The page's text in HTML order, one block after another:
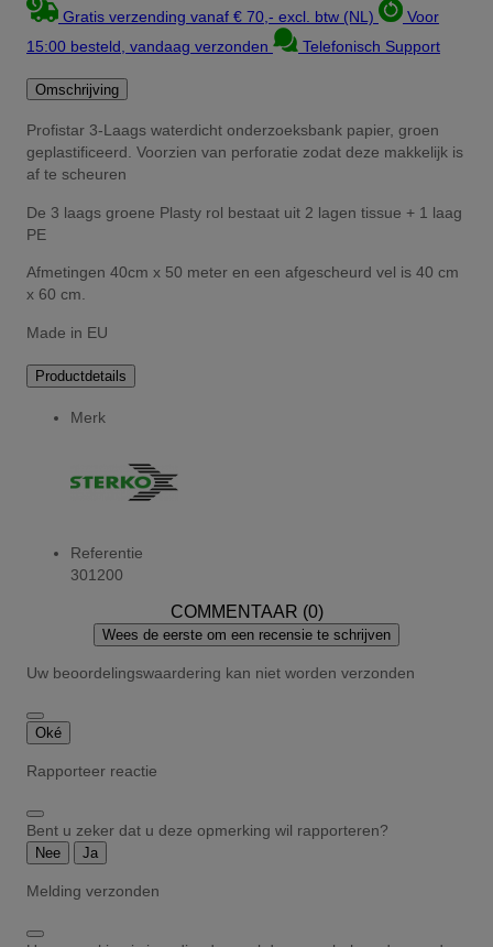
Gratis verzending vanaf € 70,- excl. btw (NL)
Voor
15:00 besteld, vandaag verzonden
Telefonisch Support
Omschrijving
Profistar 3-Laags waterdicht onderzoeksbank papier, groen
geplastificeerd. Voorzien van perforatie zodat deze makkelijk is
af te scheuren
De 3 laags groene Plasty rol bestaat uit 2 lagen tissue + 1 laag
PE
Afmetingen 40cm x 50 meter en een afgescheurd vel is 40 cm
x 60 cm.
Made in EU
Productdetails
Merk
Referentie
301200
COMMENTAAR (0)
Wees de eerste om een recensie te schrijven
Uw beoordelingswaardering kan niet worden verzonden
Oké
Rapporteer reactie
Bent u zeker dat u deze opmerking wil rapporteren?
Nee Ja
Melding verzonden